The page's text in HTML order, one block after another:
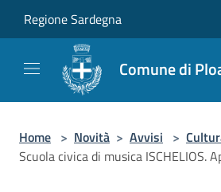
Regione Sardegna
Comune di
Home > Novità > Avvisi >
Scuola civica di musica ISCHELIOS.